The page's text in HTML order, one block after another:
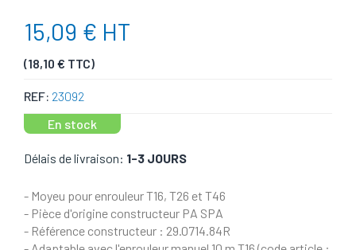
15,09 € HT
(18,10 € TTC)
REF: 23092
En stock
Délais de livraison: 1-3 JOURS
- Moyeu pour enrouleur T16, T26 et T46
- Pièce d'origine constructeur PA SPA
- Référence constructeur : 29.0714.84R